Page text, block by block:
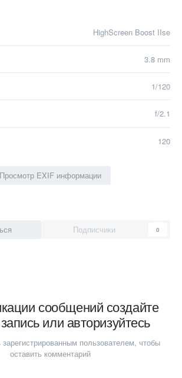
HighScreen Boost IIse
3.8 mm
1/120
f/2.1
120
Просмотр EXIF информации
Подписчики 0
сообщений создайте
или авторизуйтесь
пользователем, чтобы
оставить комментарий